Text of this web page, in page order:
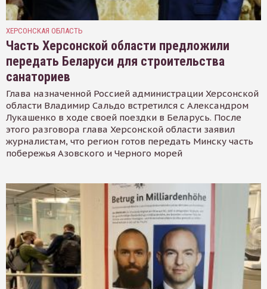
ХЕРСОНСКАЯ ОБЛАСТЬ
Часть Херсонской области предложили
передать Беларуси для строительства
санаториев
Глава назначенной Россией администрации Херсонской
области Владимир Сальдо встретился с Александром
Лукашенко в ходе своей поездки в Беларусь. После
этого разговора глава Херсонской области заявил
журналистам, что регион готов передать Минску часть
побережья Азовского и Черного морей